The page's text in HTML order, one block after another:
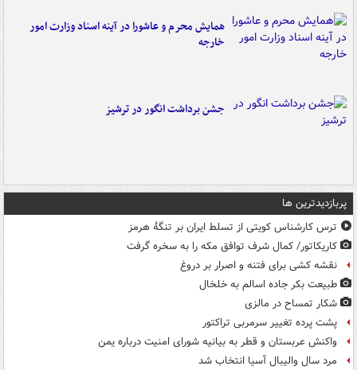
همایش محرم و عاشورا در آینه اسناد وزارت امور
خارجه
جشن برداشت انگور در ترشیز
پربازدیدترین ها
ترس کارشناس کویتی از تسلط ایران بر تنگۀ هرمز
کاریکاتور/ کمال شرف توافق مکه را به سخره گرفت
نقشه کشی برای فتنه و اصرار بر دروغ
طبیعت بکر جاده اسالم به خلخال
شکار تمساح در مالزی
پشت پرده تغییر سرمربی تراکتور
واکنش عربستان و قطر به بیانیه شورای امنیت درباره یمن
مرد سال والیبال آسیا انتخاب شد